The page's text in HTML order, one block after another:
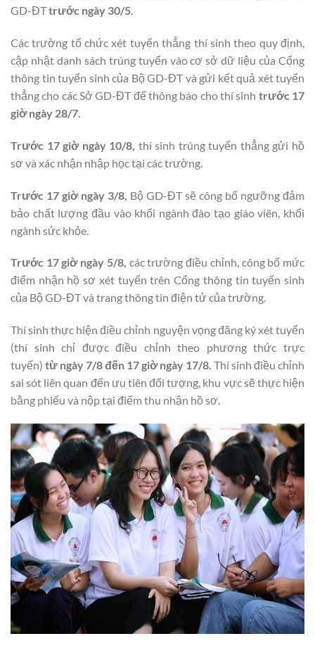
GD-ĐTtrước ngày 30/5.
Các trường tổ chức xét tuyển thẳng thí sinh theo quy định,
cập nhật danh sách trúng tuyển vào cơ sở dữ liệu của Cổng
thông tin tuyển sinh của Bộ GD-ĐT và gửi kết quả xét tuyển
thẳng cho các Sở GD-ĐT để thông báo cho thí sinh trước 17
giờ ngày 28/7.
Trước 17 giờ ngày 10/8, thí sinh trúng tuyển thẳng gửi hồ
sơ và xác nhận nhập học tại các trường.
Trước 17 giờ ngày 3/8, Bộ GD-ĐT sẽ công bố ngưỡng đảm
bảo chất lượng đầu vào khối ngành đào tạo giáo viên, khối
ngành sức khỏe.
Trước 17 giờ ngày 5/8, các trường điều chỉnh, công bố mức
điểm nhận hồ sơ xét tuyển trên Cổng thông tin tuyển sinh
của Bộ GD-ĐT và trang thông tin điện tử của trường.
Thí sinh thực hiện điều chỉnh nguyện vọng đăng ký xét tuyển
(thí sinh chỉ được điều chỉnh theo phương thức trực
tuyến) từ ngày 7/8 đến 17 giờ ngày 17/8. Thí sinh điều chỉnh
sai sót liên quan đến ưu tiên đối tượng, khu vực sẽ thực hiện
bằng phiếu và nộp tại điểm thu nhận hồ sơ.